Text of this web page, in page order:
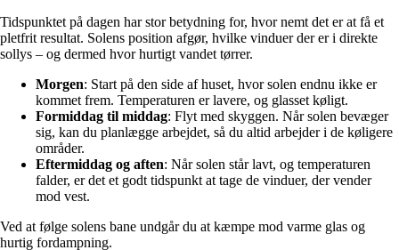
Tidspunktet på dagen har stor betydning for, hvor nemt det er at få et
pletfrit resultat. Solens position afgør, hvilke vinduer der er i direkte
sollys – og dermed hvor hurtigt vandet tørrer.
Morgen: Start på den side af huset, hvor solen endnu ikke er
kommet frem. Temperaturen er lavere, og glasset køligt.
Formiddag til middag: Flyt med skyggen. Når solen bevæger
sig, kan du planlægge arbejdet, så du altid arbejder i de køligere
områder.
Eftermiddag og aften: Når solen står lavt, og temperaturen
falder, er det et godt tidspunkt at tage de vinduer, der vender
mod vest.
Ved at følge solens bane undgår du at kæmpe mod varme glas og
hurtig fordampning.